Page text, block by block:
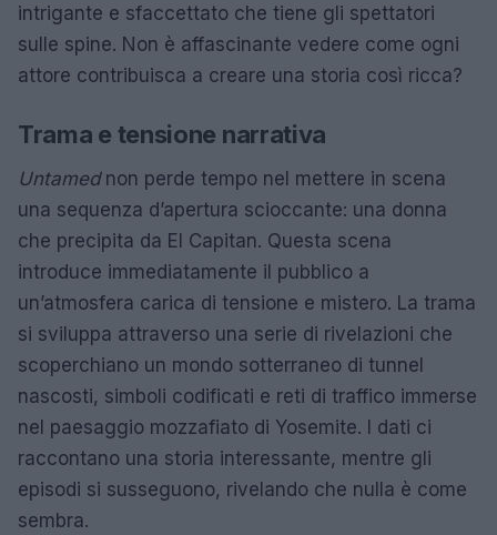
intrigante e sfaccettato che tiene gli spettatori
sulle spine. Non è affascinante vedere come ogni
attore contribuisca a creare una storia così ricca?
Trama e tensione narrativa
Untamednon perde tempo nel mettere in scena
una sequenza d’apertura scioccante: una donna
che precipita da El Capitan. Questa scena
introduce immediatamente il pubblico a
un’atmosfera carica di tensione e mistero. La trama
si sviluppa attraverso una serie di rivelazioni che
scoperchiano un mondo sotterraneo di tunnel
nascosti, simboli codificati e reti di traffico immerse
nel paesaggio mozzafiato di Yosemite. I dati ci
raccontano una storia interessante, mentre gli
episodi si susseguono, rivelando che nulla è come
sembra.